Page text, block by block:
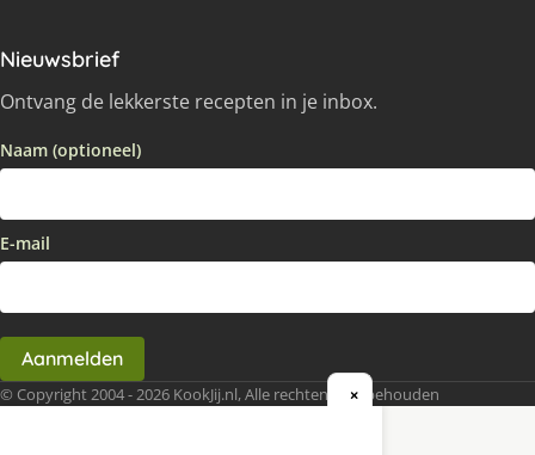
Nieuwsbrief
Ontvang de lekkerste recepten in je inbox.
Naam (optioneel)
E-mail
Aanmelden
© Copyright 2004 - 2026 KookJij.nl, Alle rechten voorbehouden
×